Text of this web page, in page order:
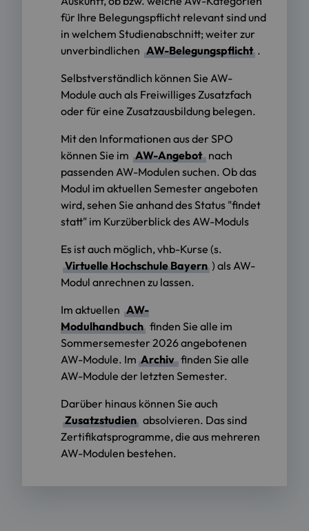
für Ihre Belegungspflicht relevant sind und
in welchem Studienabschnitt; weiter zur
unverbindlichen AW-Belegungspflicht .
Selbstverständlich können Sie AW-
Module auch als Freiwilliges Zusatzfach
oder für eine Zusatzausbildung belegen.
Mit den Informationen aus der SPO
können Sie im AW-Angebot nach
passenden AW-Modulen suchen. Ob das
Modul im aktuellen Semester angeboten
wird, sehen Sie anhand des Status "findet
statt" im Kurzüberblick des AW-Moduls
Es ist auch möglich, vhb-Kurse (s.
Virtuelle Hochschule Bayern ) als AW-
Modul anrechnen zu lassen.
Im aktuellen AW-
Modulhandbuch finden Sie alle im
Sommersemester 2026 angebotenen
AW-Module. Im Archiv finden Sie alle
AW-Module der letzten Semester.
Darüber hinaus können Sie auch
Zusatzstudien absolvieren. Das sind
Zertifikatsprogramme, die aus mehreren
AW-Modulen bestehen.